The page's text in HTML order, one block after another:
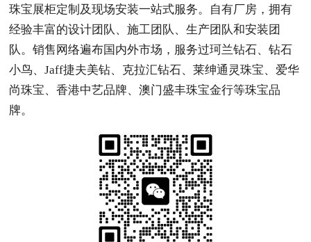
珠宝展柜定制及现场安装一站式服务。自有厂房，拥有
经验丰富的设计团队、施工团队、生产团队和安装团
队。销售网络遍布国内外市场，服务过珂兰钻石、钻石
小鸟、Jaff捷夫美钻、克拉汇钻石、莱绅通灵珠宝、爱华
尚珠宝、香港中艺品牌、澳门盛丰珠宝金行等珠宝品
牌。